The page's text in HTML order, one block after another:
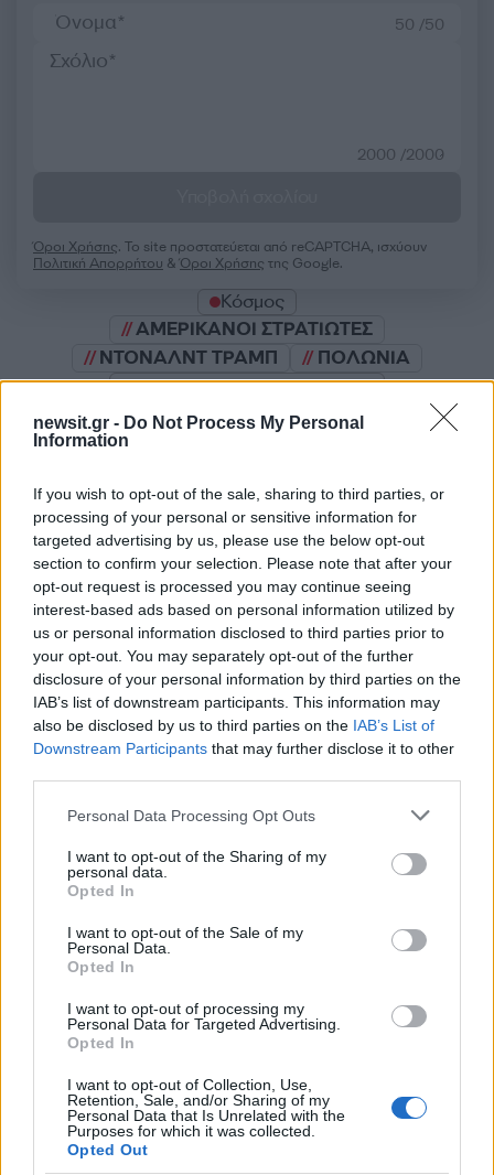
newsit.gr - Do Not Process My Personal
Information
If you wish to opt-out of the sale, sharing to third parties, or
processing of your personal or sensitive information for
targeted advertising by us, please use the below opt-out
section to confirm your selection. Please note that after your
opt-out request is processed you may continue seeing
interest-based ads based on personal information utilized by
us or personal information disclosed to third parties prior to
your opt-out. You may separately opt-out of the further
disclosure of your personal information by third parties on the
IAB’s list of downstream participants. This information may
also be disclosed by us to third parties on the IAB’s List of
Downstream Participants that may further disclose it to other
Please note that this website/app uses one or more Google
not limited to your visit or usage behaviour. You may click to
grant or deny consent to Google and its third-party tags to
use your data for below specified purposes in below Google
consent section.
Personal Data Processing Opt Outs
I want to opt-out of the Sharing of my
personal data.
Opted In
I want to opt-out of the Sale of my
Personal Data.
Opted In
I want to opt-out of processing my
Personal Data for Targeted Advertising.
Opted In
I want to opt-out of Collection, Use,
Retention, Sale, and/or Sharing of my
Personal Data that Is Unrelated with the
Purposes for which it was collected.
Opted Out
50 /50
2000 /2000
Όροι Χρήσης. Το site προστατεύεται από reCAPTCHA, ισχύουν
Πολιτική Απορρήτου &Όροι Χρήσης της Google.
Κόσμος
ΑΜΕΡΙΚΑΝΟΙ ΣΤΡΑΤΙΩΤΕΣ
ΝΤΟΝΑΛΝΤ ΤΡΑΜΠ
ΠΟΛΩΝΙΑ
τελευταία νέατης ημέρας
Πιο δημοφιλή
1 Κωνσταντίνος Αργυρός και Αλεξάνδρα
Νίκα κάνουν διακοπές με πολυτελές γιοτ
με τα δύο παιδιά τους
2Η Άννα Βίσση ξετρελάθηκε με μπάντα που
έπαιζε Τσιτσάνη στο Φισκάρδο και τους
πατέρας του, Χόρχε
Ελίζαμπεθ Ελέτσι και Νεκτάριος Λεμονίδης
πάρουν την ευχή για τον γιο τους
Τζο Μπάιντεν: «Ο καρκίνος έχει εξαπλωθεί,
είναι πολύ επώδυνο», λέει ο γιος του
Πιο σχολιασμένα
Βγήκαν ξανά τα μαχαίρια στην Ελπίδα
για τη Δημοκρατία: «Καρυστιανού,
Γρατσία και Γαλανός μετέτρεψαν το
κίνημα σε φοβικό αρχηγικό κόμμα»